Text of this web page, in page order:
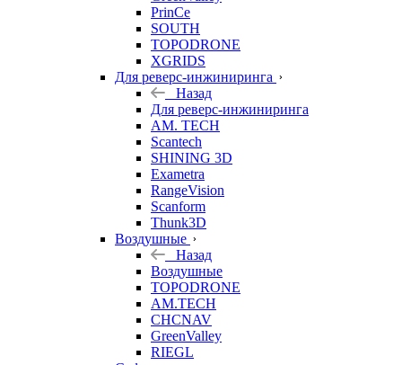
PrinCe
SOUTH
TOPODRONE
XGRIDS
Для реверс-инжиниринга
Назад
Для реверс-инжиниринга
AM. TECH
Scantech
SHINING 3D
Exametra
RangeVision
Scanform
Thunk3D
Воздушные
Назад
Воздушные
TOPODRONE
AM.TECH
CHCNAV
GreenValley
RIEGL